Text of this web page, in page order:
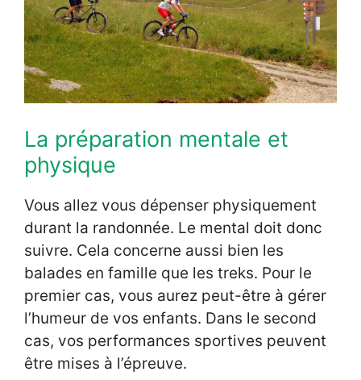
La préparation mentale et
physique
Vous allez vous dépenser physiquement
durant la randonnée. Le mental doit donc
suivre. Cela concerne aussi bien les
balades en famille que les treks. Pour le
premier cas, vous aurez peut-être à gérer
l’humeur de vos enfants. Dans le second
cas, vos performances sportives peuvent
être mises à l’épreuve.